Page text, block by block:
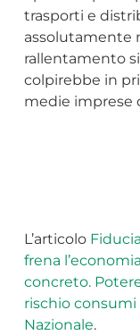
trasporti e
assolutamente
rallentamento
colpirebbe in
medie imprese
L’articolo
frena
concreto.
rischio consumi
Nazionale.